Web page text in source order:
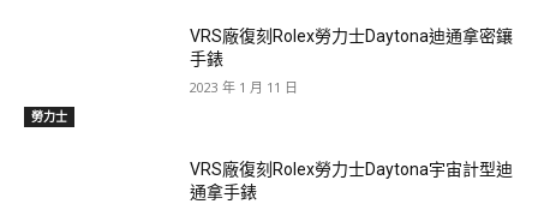
勞力士
VRS廠復刻Rolex勞力士Daytona迪通拿密鑲
手錶
2023 年 1 月 11 日
VRS廠復刻Rolex勞力士Daytona宇宙計型迪
通拿手錶